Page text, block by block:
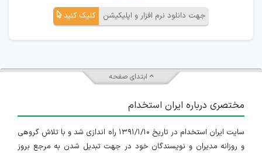
جهت دانلود نرم افزار و اپلیکیشن کلیک کنید
ابتدای صفحه
مختصری درباره ایران استخدام
سایت ایران استخدام در تاریخ ۱۳۹۱/۱/۱۰ راه اندازی شد و با تلاش گروهی
و روزانه مدیران و نویسندگان خود در جهت تبدیل شدن به مرجع بروز